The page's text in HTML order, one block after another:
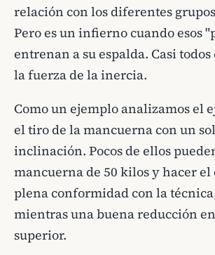
relación con los diferentes
Pero es un infierno cuando esos
entrenan a su espalda. Casi
la fuerza de la inercia.
Como un ejemplo analizamos el
el tiro de la mancuerna con un
inclinación. Pocos de ellos
mancuerna de 50 kilos y hacer el
plena conformidad con la
mientras una buena reducción
superior.